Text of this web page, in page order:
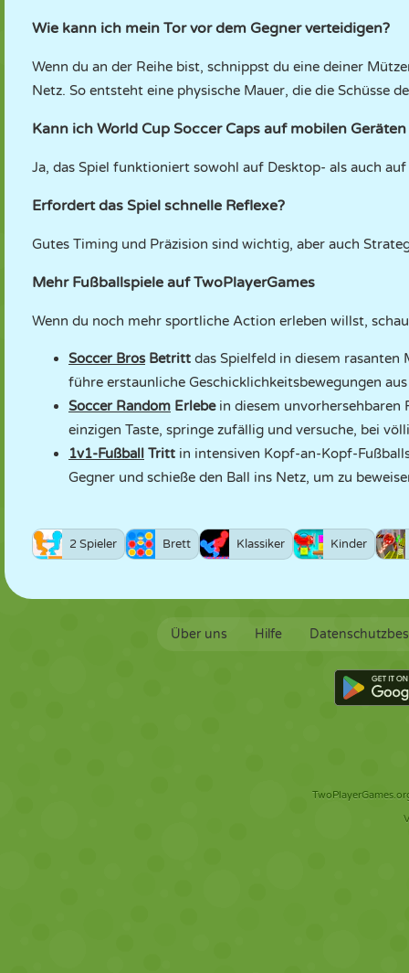
Wie kann ich mein Tor vor dem Gegner verteidigen?
Wenn du an der Reihe bist, schnippst du eine deiner
Netz. So entsteht eine physische Mauer, die die Schüsse
Kann ich World Cup Soccer Caps auf mobilen
Ja, das Spiel funktioniert sowohl auf Desktop- als auch
Erfordert das Spiel schnelle Reflexe?
Gutes Timing und Präzision sind wichtig, aber auch
Mehr Fußballspiele auf TwoPlayerGames
Wenn du noch mehr sportliche Action erleben willst,
Soccer BrosBetritt das Spielfeld in diesem
führe erstaunliche Geschicklichkeitsbewegungen
Soccer Random Erlebe in diesem unvorhersehbaren
einzigen Taste, springe zufällig und versuche, bei
1v1-Fußball Tritt in intensiven Kopf-an-Kopf-
Gegner und schieße den Ball ins Netz, um zu
2 Spieler Brett Klassiker Kinder
Über uns Hilfe